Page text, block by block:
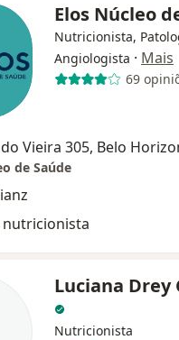
Elos Núcleo
Nutricionista,
Angiologista · Mais
69
Vieira 305, Belo
de Saúde
nutricionista
Luciana Drey
Nutricionista